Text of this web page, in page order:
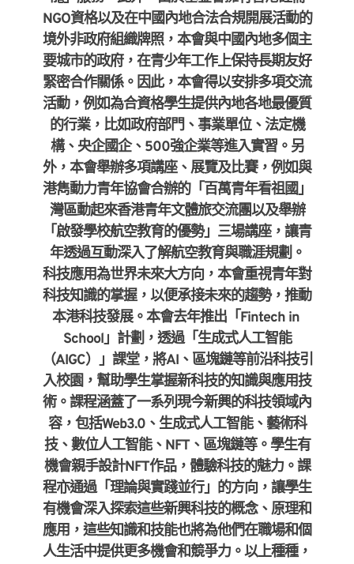
NGO資格以及在中國內地合法合規開展活動的
境外非政府組織牌照，本會與中國內地多個主
要城市的政府，在青少年工作上保持長期友好
緊密合作關係。因此，本會得以安排多項交流
活動，例如為合資格學生提供內地各地最優質
的行業，比如政府部門、事業單位、法定機
構、央企國企、500強企業等進入實習。另
外，本會舉辦多項講座、展覽及比賽，例如與
港雋動力青年協會合辦的「百萬青年看祖國」
灣區動起來香港青年文體旅交流團以及舉辦
「啟發學校航空教育的優勢」三場講座，讓青
年透過互動深入了解航空教育與職涯規劃。
科技應用為世界未來大方向，本會重視青年對
科技知識的掌握，以便承接未來的趨勢，推動
本港科技發展。本會去年推出「Fintech in
School」計劃，透過「生成式人工智能
（AIGC）」課堂，將AI、區塊鏈等前沿科技引
入校園，幫助學生掌握新科技的知識與應用技
術。課程涵蓋了一系列現今新興的科技領域內
容，包括Web3.0、生成式人工智能、藝術科
技、數位人工智能、NFT、區塊鏈等。學生有
機會親手設計NFT作品，體驗科技的魅力。課
程亦通過「理論與實踐並行」的方向，讓學生
有機會深入探索這些新興科技的概念、原理和
應用，這些知識和技能也將為他們在職場和個
人生活中提供更多機會和競爭力。以上種種，